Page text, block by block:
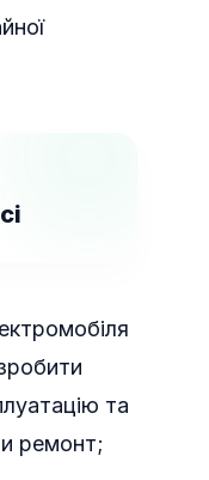
та
ремонт;